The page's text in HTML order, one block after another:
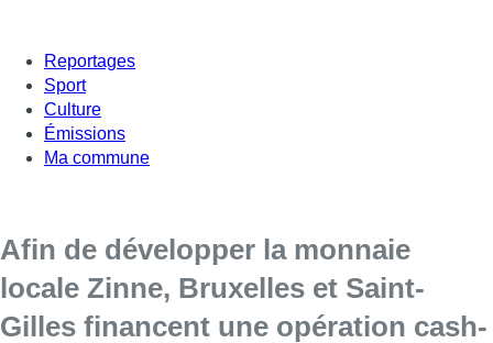
Reportages
Sport
Culture
Émissions
Ma commune
Afin de développer la monnaie
locale Zinne, Bruxelles et Saint-
Gilles financent une opération cash-